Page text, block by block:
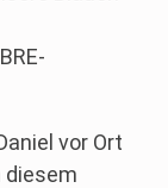
vor Ort
diesem